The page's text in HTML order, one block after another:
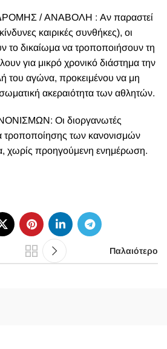
/ ΑΝΑΒΟΛΗ : Αν παραστεί
καιρικές συνθήκες), οι
το δικαίωμα να τροποποιήσουν τη
για μικρό χρονικό διάστημα την
του αγώνα, προκειμένου να μη
ακεραιότητα των αθλητών.
Οι διοργανωτές
τροποποίησης των κανονισμών
χωρίς προηγούμενη ενημέρωση.
Παλαιότερο